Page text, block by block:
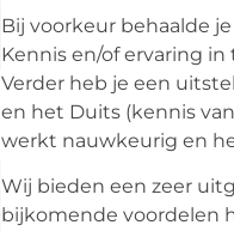
Bij voorkeur behaalde
Kennis en/of ervaring
Verder heb je een
en het Duits (kennis
werkt nauwkeurig en
Wij bieden een zeer
bijkomende voordelen